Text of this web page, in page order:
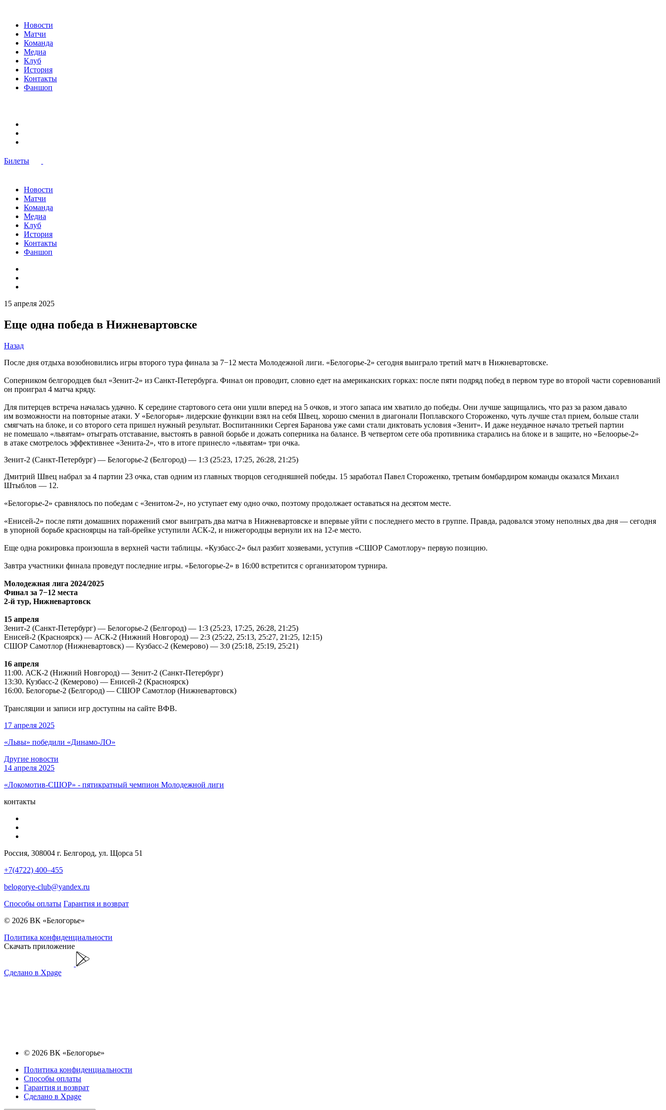
Новости
Матчи
Команда
Медиа
Клуб
История
Контакты
Фаншоп
Билеты
Новости
Матчи
Команда
Медиа
Клуб
История
Контакты
Фаншоп
15 апреля 2025
Еще одна победа в Нижневартовске
Назад
После дня отдыха возобновились игры второго тура финала за 7−12 места Молодежной лиги. «Белогорье-2» сегодня выиграло третий матч в Нижневартовске.
Соперником белгородцев был «Зенит-2» из Санкт-Петербурга. Финал он проводит, словно едет на американских горках: после пяти подряд побед в первом туре во второй части соревнований
он проиграл 4 матча кряду.
Для питерцев встреча началась удачно. К середине стартового сета они ушли вперед на 5 очков, и этого запаса им хватило до победы. Они лучше защищались, что раз за разом давало
им возможности на повторные атаки. У «Белогорья» лидерские функции взял на себя Швец, хорошо сменил в диагонали Поплавского Стороженко, чуть лучше стал прием, больше стали
смягчать на блоке, и со второго сета пришел нужный результат. Воспитанники Сергея Баранова уже сами стали диктовать условия «Зенит». И даже неудачное начало третьей партии
не помешало «львятам» отыграть отставание, выстоять в равной борьбе и дожать соперника на балансе. В четвертом сете оба противника старались на блоке и в защите, но «Белоорье-2»
в атаке смотрелось эффективнее «Зенита-2», что в итоге принесло «львятам» три очка.
Зенит-2 (Санкт-Петербург) — Белогорье-2 (Белгород) — 1:3 (25:23, 17:25, 26:28, 21:25)
Дмитрий Швец набрал за 4 партии 23 очка, став одним из главных творцов сегодняшней победы. 15 заработал Павел Стороженко, третьим бомбардиром команды оказался Михаил
Штыблов — 12.
«Белогорье-2» сравнялось по победам с «Зенитом-2», но уступает ему одно очко, поэтому продолжает оставаться на десятом месте.
«Енисей-2» после пяти домашних поражений смог выиграть два матча в Нижневартовске и впервые уйти с последнего место в группе. Правда, радовался этому неполных два дня — сегодня
в упорной борьбе красноярцы на тай-брейке уступили АСК-2, и нижегородцы вернули их на 12-е место.
Еще одна рокировка произошла в верхней части таблицы. «Кузбасс-2» был разбит хозяевами, уступив «СШОР Самотлору» первую позицию.
Завтра участники финала проведут последние игры. «Белогорье-2» в 16:00 встретится с организатором турнира.
Молодежная лига 2024/2025
Финал за 7−12 места
2-й тур, Нижневартовск
15 апреля
Зенит-2 (Санкт-Петербург) — Белогорье-2 (Белгород) — 1:3 (25:23, 17:25, 26:28, 21:25)
Енисей-2 (Красноярск) — АСК-2 (Нижний Новгород) — 2:3 (25:22, 25:13, 25:27, 21:25, 12:15)
СШОР Самотлор (Нижневартовск) — Кузбасс-2 (Кемерово) — 3:0 (25:18, 25:19, 25:21)
16 апреля
11:00. АСК-2 (Нижний Новгород) — Зенит-2 (Санкт-Петербург)
13:30. Кузбасс-2 (Кемерово) — Енисей-2 (Красноярск)
16:00. Белогорье-2 (Белгород) — СШОР Самотлор (Нижневартовск)
Трансляции и записи игр доступны на сайте ВФВ.
17 апреля 2025
«Львы» победили «Динамо-ЛО»
Другие новости
14 апреля 2025
«Локомотив-СШОР» - пятикратный чемпион Молодежной лиги
контакты
Россия, 308004 г. Белгород, ул. Щорса 51
+7(4722) 400–455
belogorye-club@yandex.ru
Способы оплаты Гарантия и возврат
© 2026 ВК «Белогорье»
Политика конфиденциальности
Скачать приложение
Сделано в Xpage
© 2026 ВК «Белогорье»
Политика конфиденциальности
Способы оплаты
Гарантия и возврат
Сделано в Xpage